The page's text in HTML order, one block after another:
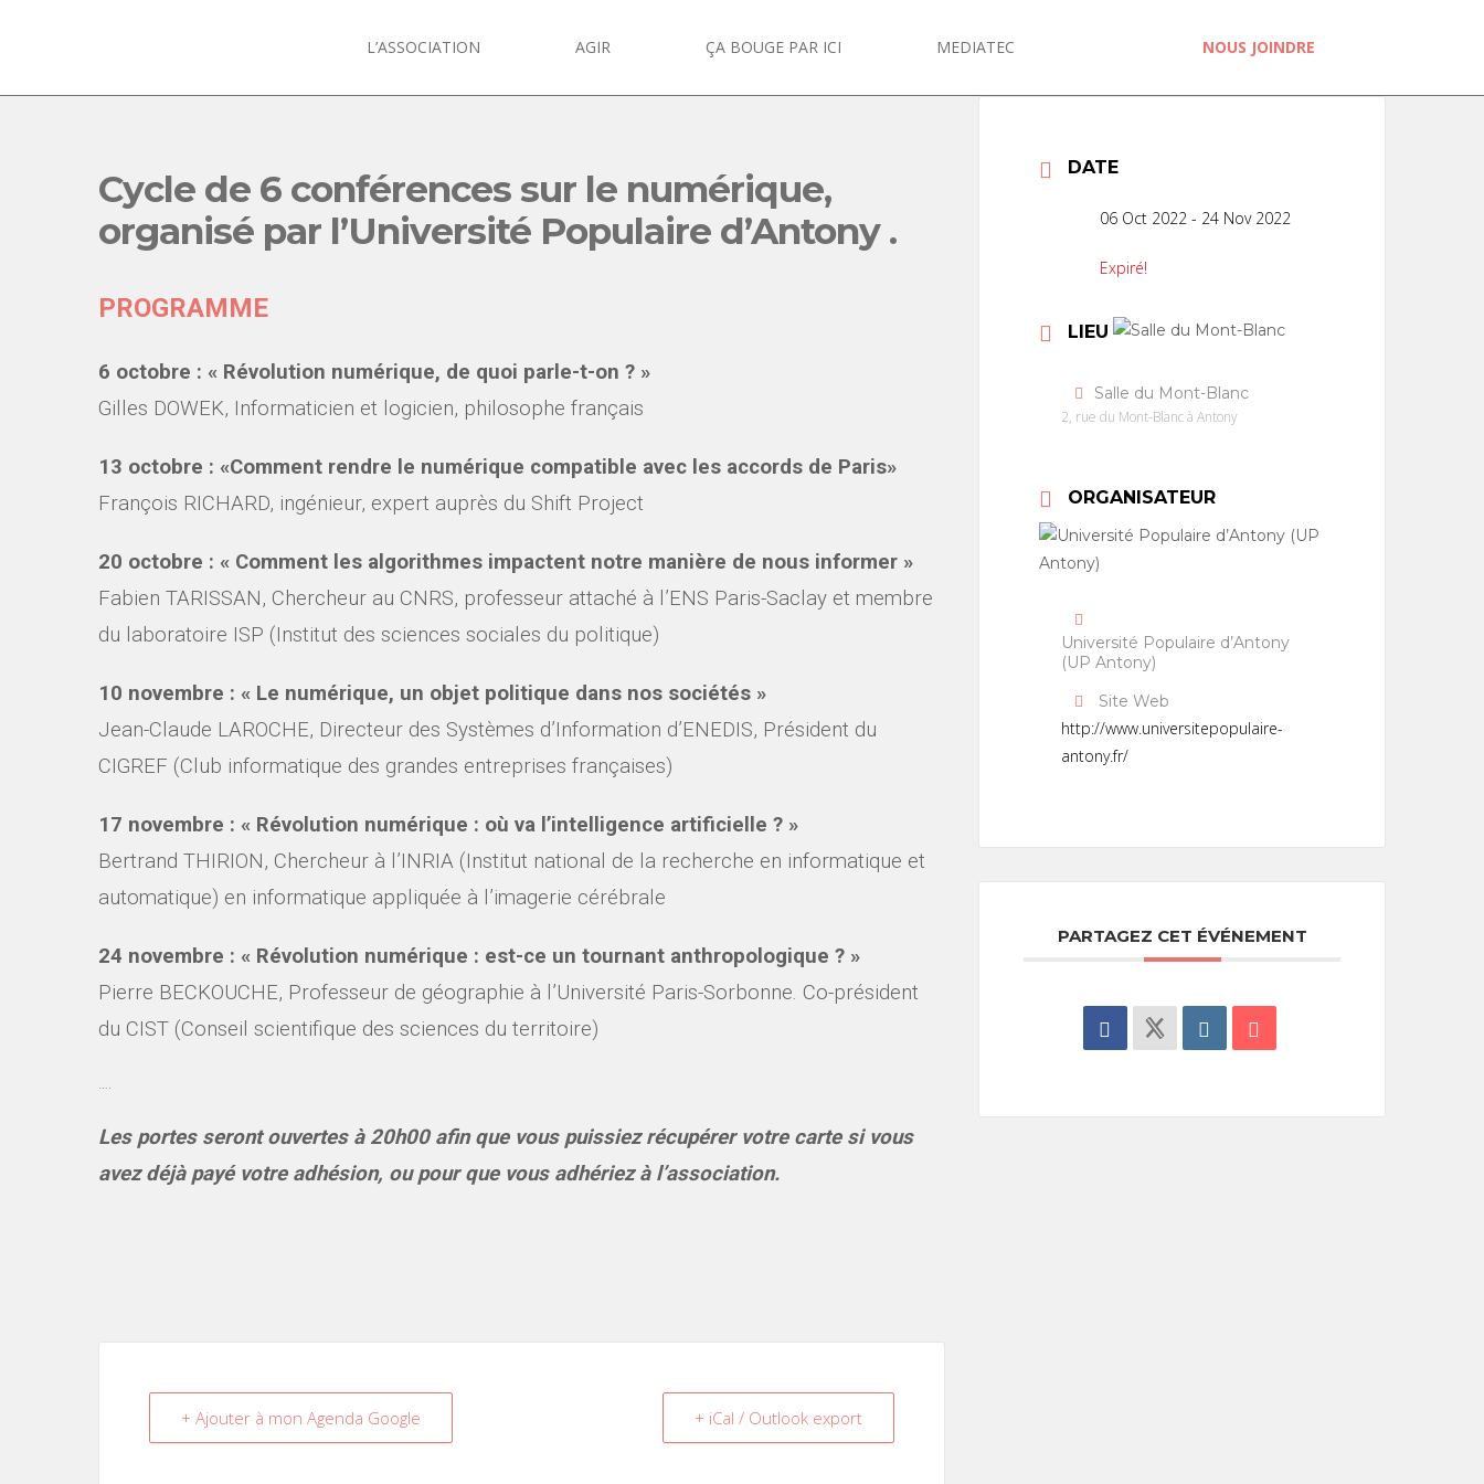
L’ASSOCIATION AGIR ÇA BOUGE PAR ICI MEDIATEC NOUS JOINDRE
Cycle de 6 conférences sur le numérique,
organisé par l’Université Populaire d’Antony .
PROGRAMME
6 octobre : « Révolution numérique, de quoi parle-t-on ? »
Gilles DOWEK, Informaticien et logicien, philosophe français
13 octobre : «Comment rendre le numérique compatible avec les accords de Paris»
François RICHARD, ingénieur, expert auprès du Shift Project
20 octobre : « Comment les algorithmes impactent notre manière de nous informer »
Fabien TARISSAN, Chercheur au CNRS, professeur attaché à l’ENS Paris-Saclay et membre
du laboratoire ISP (Institut des sciences sociales du politique)
10 novembre : « Le numérique, un objet politique dans nos sociétés »
Jean-Claude LAROCHE, Directeur des Systèmes d’Information d’ENEDIS, Président du
CIGREF (Club informatique des grandes entreprises françaises)
17 novembre : « Révolution numérique : où va l’intelligence artificielle ? »
Bertrand THIRION, Chercheur à l’INRIA (Institut national de la recherche en informatique et
automatique) en informatique appliquée à l’imagerie cérébrale
24 novembre : « Révolution numérique : est-ce un tournant anthropologique ? »
Pierre BECKOUCHE, Professeur de géographie à l’Université Paris-Sorbonne. Co-président
du CIST (Conseil scientifique des sciences du territoire)
Les portes seront ouvertes à 20h00 afin que vous puissiez récupérer votre carte si vous
avez déjà payé votre adhésion, ou pour que vous adhériez à l’association.
+ Ajouter à mon Agenda Google + iCal / Outlook export
DATE
06 Oct 2022 - 24 Nov 2022
Expiré!
LIEU
Salle du Mont-Blanc
2, rue du Mont-Blanc à Antony
ORGANISATEUR
Université Populaire d’Antony
(UP Antony)
Site Web
http://www.universitepopulaire-
antony.fr/
PARTAGEZ CET ÉVÉNEMENT